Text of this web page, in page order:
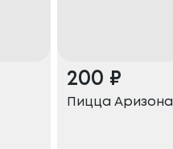
200 ₽
Пицца Аризона